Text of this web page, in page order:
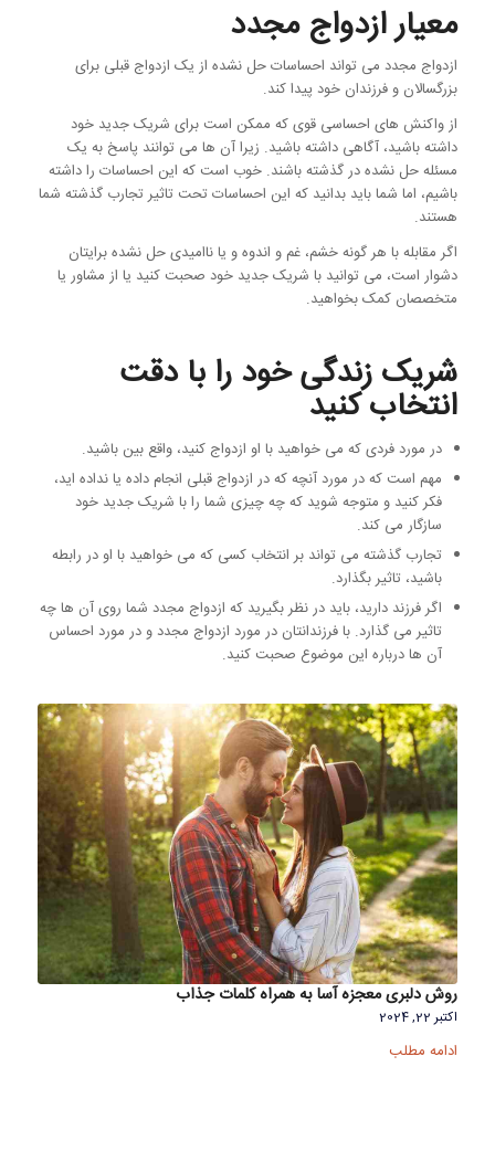
معیار ازدواج مجدد
ازدواج مجدد می تواند احساسات حل نشده از یک ازدواج قبلی برای
بزرگسالان و فرزندان خود پیدا کند.
از واکنش های احساسی قوی که ممکن است برای شریک جدید خود
داشته باشید، آگاهی داشته باشید. زیرا آن ها می توانند پاسخ به یک
مسئله حل نشده در گذشته باشند. خوب است که این احساسات را داشته
باشیم، اما شما باید بدانید که این احساسات تحت تاثیر تجارب گذشته شما
هستند.
اگر مقابله با هر گونه خشم، غم و اندوه و یا ناامیدی حل نشده برایتان
دشوار است، می توانید با شریک جدید خود صحبت کنید یا از مشاور یا
متخصصان کمک بخواهید.
شریک زندگی خود را با دقت
انتخاب کنید
در مورد فردی که می خواهید با او ازدواج کنید، واقع بین باشید.
مهم است که در مورد آنچه که در ازدواج قبلی انجام داده یا نداده اید،
فکر کنید و متوجه شوید که چه چیزی شما را با شریک جدید خود
سازگار می کند.
تجارب گذشته می تواند بر انتخاب کسی که می خواهید با او در رابطه
باشید، تاثیر بگذارد.
اگر فرزند دارید، باید در نظر بگیرید که ازدواج مجدد شما روی آن ها چه
تاثیر می گذارد. با فرزندانتان در مورد ازدواج مجدد و در مورد احساس
آن ها درباره این موضوع صحبت کنید.
روش دلبری معجزه آسا به همراه کلمات جذاب
اکتبر 22, 2024
ادامه مطلب